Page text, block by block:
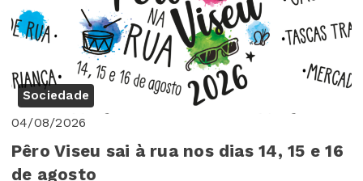
Sociedade
04/08/2026
Pêro Viseu sai à rua nos dias 14, 15 e 16
de agosto